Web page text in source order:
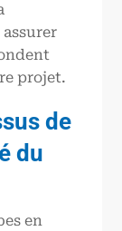
projet.
de
du
en